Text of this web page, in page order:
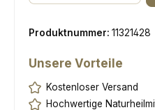
Produktnummer: 11321428
Unsere Vorteile
Kostenloser Versand
Hochwertige